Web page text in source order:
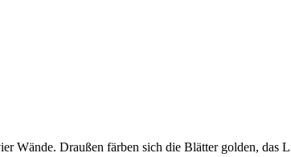
Wände. Draußen färben sich die Blätter golden,